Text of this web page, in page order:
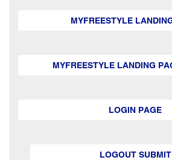
MYFREESTYLE
MYFREESTYLE LANDING
LOGIN PAGE
LOGOUT SUBMIT